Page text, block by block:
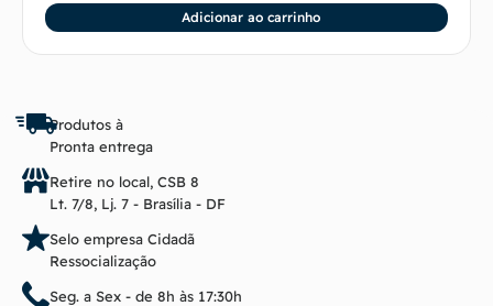
Adicionar ao carrinho
Produtos à
Pronta entrega
Retire no local, CSB 8
Lt. 7/8, Lj. 7 - Brasília - DF
Selo empresa Cidadã
Ressocialização
Seg. a Sex - de 8h às 17:30h